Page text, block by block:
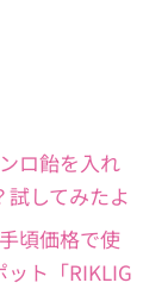
ロ飴を入れ
試してみたよ
頃価格で使
ト「RIKLIG